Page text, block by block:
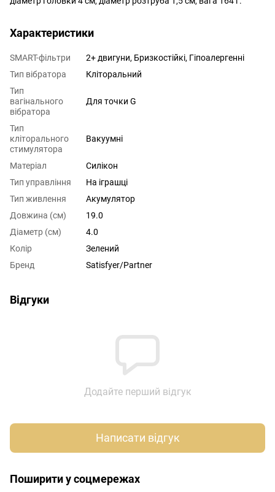
Характеристики
SMART-фільтри
2+ двигуни, Бризкостійкі, Гіпоалергенні
Тип вібратора
Кліторальний
Тип
вагінального
вібратора
Для точки G
Тип
кліторального
стимулятора
Вакуумні
Матеріал
Силікон
Тип управління
На іграшці
Тип живлення
Акумулятор
Довжина (см)
19.0
Діаметр (см)
4.0
Колір
Зелений
Бренд
Satisfyer/Partner
Відгуки
Додайте перший відгук
Написати відгук
Поширити у соцмережах